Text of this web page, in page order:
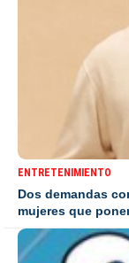
ENTRETENIMIENTO
Dos demandas
mujeres que